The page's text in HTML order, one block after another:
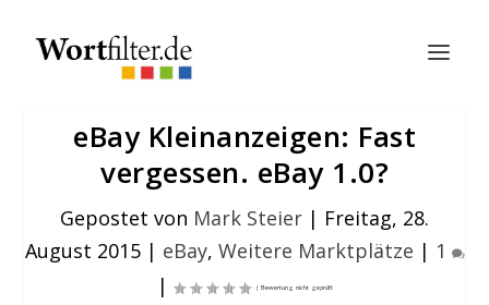
eBay Kleinanzeigen: Fast
vergessen. eBay 1.0?
Gepostet von Mark Steier | Freitag, 28.
August 2015| eBay, Weitere Marktplätze | 1
|